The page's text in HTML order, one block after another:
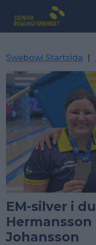
Swebowl Startsida |
EM-silver i
Johansson